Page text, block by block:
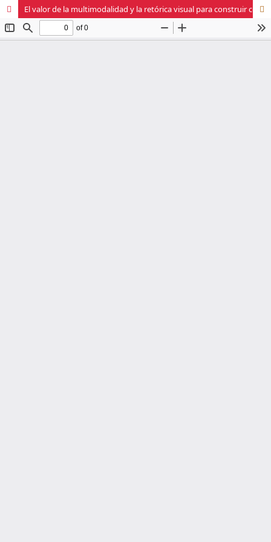
El valor de la multimodalidad y la retórica visual para construir conocimiento en torno a la inclusión en la formación inicial de docentes